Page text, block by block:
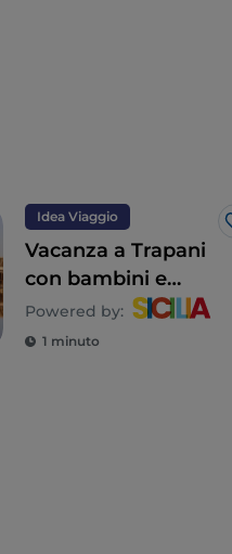
Idea Viaggio
Vacanza a Trapani
con bambini e
ragazzi
Powered by:
1 minuto